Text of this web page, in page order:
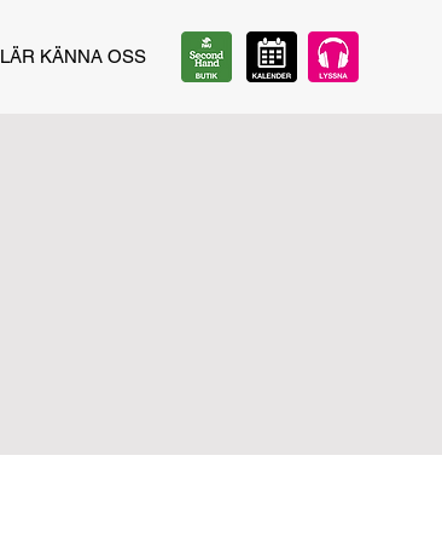
LÄR KÄNNA OSS